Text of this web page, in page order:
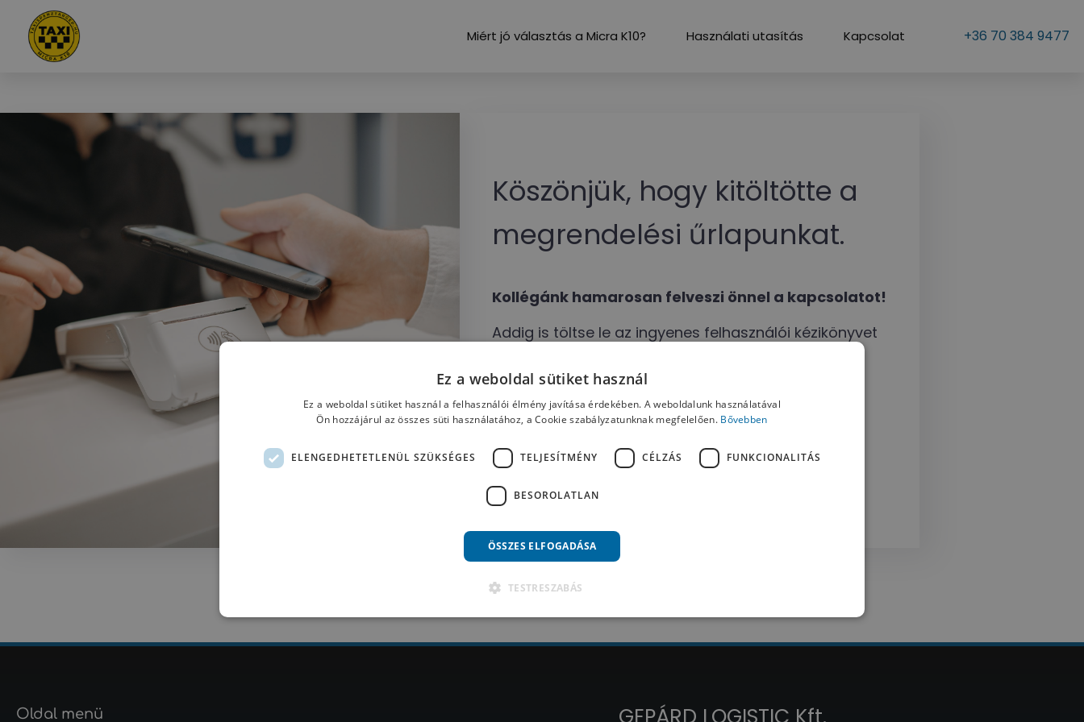
Miért jó választás a Micra K10? Használati utasítás Kapcsolat +36 70 384 9477
Köszönjük, hogy kitöltötte a
megrendelési űrlapunkat.
Kollégánk hamarosan felveszi önnel a kapcsolatot!
Addig is töltse le az ingyenes felhasználói kézikönyvet
Felhasználói kézikönyv letöltése
Használati utasítás letöltése
Oldal menü
Ez a weboldal sütiket használ
Ez a weboldal sütiket használ a felhasználói élmény javítása érdekében. A weboldalunk használatával
Ön hozzájárul az összes süti használatához, a Cookie szabályzatunknak megfelelően. Bővebben
ELENGEDHETETLENÜL SZÜKSÉGES TELJESÍTMÉNY CÉLZÁS FUNKCIONALITÁS
BESOROLATLAN
ÖSSZES ELFOGADÁSA
TESTRESZABÁS